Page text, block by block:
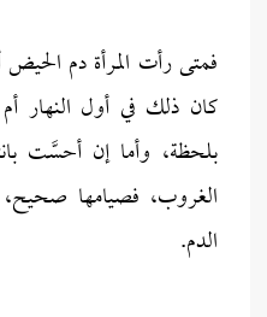
فمتى رأت المرأة دم
كان ذلك في أول النهار
بلحظة، وأما إن أحسَّت
الغروب، فصيامها
الدم.